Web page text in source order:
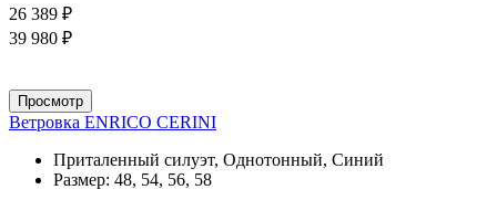
26 389 ₽
39 980 ₽
Просмотр
Ветровка ENRICO CERINI
Приталенный силуэт, Однотонный, Синий
Размер: 48, 54, 56, 58